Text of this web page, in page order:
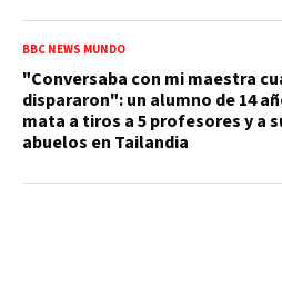
BBC NEWS MUNDO
"Conversaba con mi maestra
dispararon": un alumno de 14
mata a tiros a 5 profesores y a
abuelos en Tailandia